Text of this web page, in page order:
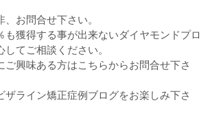
お問合せ下さい。
も獲得する事が出来ないダイヤモンドプロ
てご相談ください。
ご興味ある方はこちらからお問合せ下さ
ザライン矯正症例ブログをお楽しみ下さ